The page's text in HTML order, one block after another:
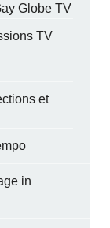
Globe TV
TV
et
in